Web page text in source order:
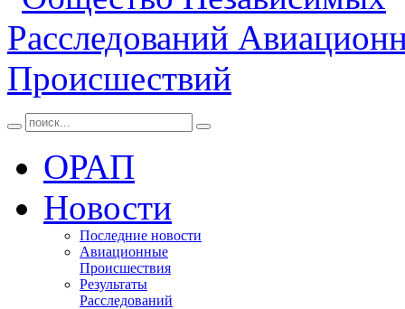
ОРАП
Новости
Последние новости
Авиационные
Происшествия
Результаты
Расследований